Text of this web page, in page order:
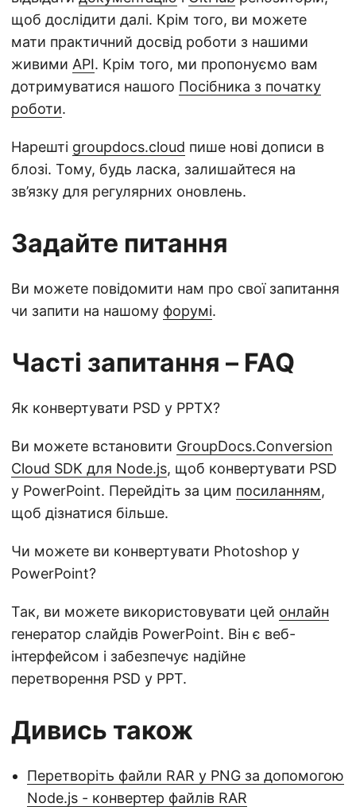
щоб дослідити далі. Крім того, ви можете
мати практичний досвід роботи з нашими
живими API. Крім того, ми пропонуємо вам
дотримуватися нашого Посібника з початку
роботи.
Нарешті groupdocs.cloud пише нові дописи в
блозі. Тому, будь ласка, залишайтеся на
зв’язку для регулярних оновлень.
Задайте питання
Ви можете повідомити нам про свої запитання
чи запити на нашому форумі.
Часті запитання – FAQ
Як конвертувати PSD у PPTX?
Ви можете встановити GroupDocs.Conversion
Cloud SDK для Node.js, щоб конвертувати PSD
у PowerPoint. Перейдіть за цим посиланням,
щоб дізнатися більше.
Чи можете ви конвертувати Photoshop у
PowerPoint?
Так, ви можете використовувати цей онлайн
генератор слайдів PowerPoint. Він є веб-
інтерфейсом і забезпечує надійне
перетворення PSD у PPT.
Дивись також
Перетворіть файли RAR у PNG за допомогою
Node.js - конвертер файлів RAR